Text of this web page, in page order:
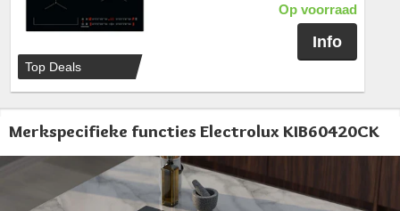
Top Deals
Op voorraad
Info
Merkspecifieke functies Electrolux KIB60420CK